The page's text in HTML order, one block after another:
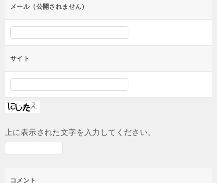
ンメール（公開されません）
サイト
上に表示された文字を入力してください。
コメント